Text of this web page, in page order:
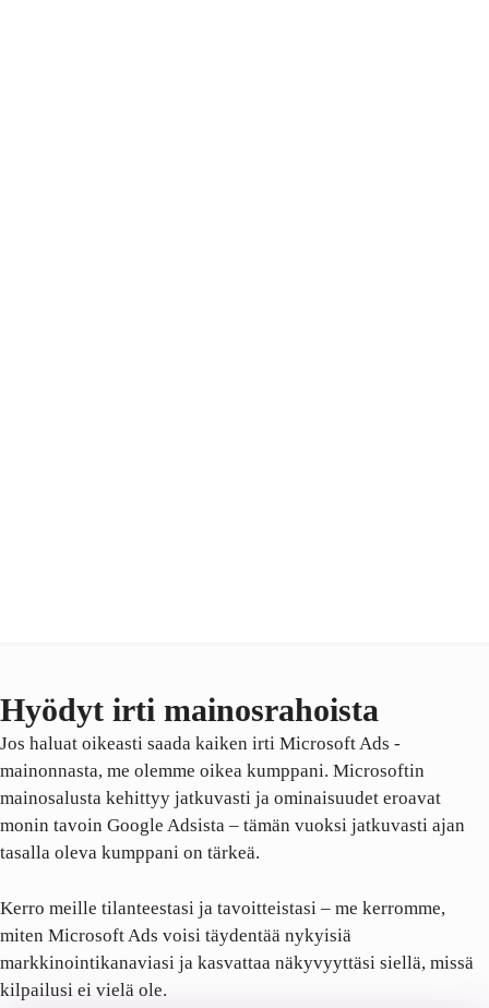
Hyödyt irti mainosrahoista
Jos haluat oikeasti saada kaiken irti Microsoft Ads -
mainonnasta, me olemme oikea kumppani. Microsoftin
mainosalusta kehittyy jatkuvasti ja ominaisuudet eroavat
monin tavoin Google Adsista – tämän vuoksi jatkuvasti ajan
tasalla oleva kumppani on tärkeä.
Kerro meille tilanteestasi ja tavoitteistasi – me kerromme,
miten Microsoft Ads voisi täydentää nykyisiä
markkinointikanaviasi ja kasvattaa näkyvyyttäsi siellä, missä
kilpailusi ei vielä ole.